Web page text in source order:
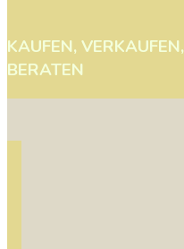
KAUFEN, VERKAUFEN,
BERATEN